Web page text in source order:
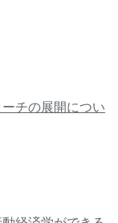
チの展開につい